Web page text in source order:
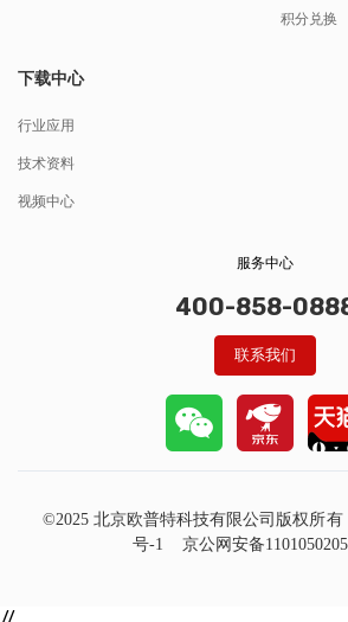
积分兑换
下载中心
行业应用
技术资料
视频中心
服务中心
400-858-
联系我们
©2025 北京欧普特科技有限公司版权所
号-1
京公网安备